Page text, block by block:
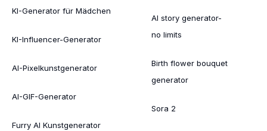
KI-Generator für Mädchen
KI-Influencer-Generator
AI-Pixelkunstgenerator
AI-GIF-Generator
Furry AI Kunstgenerator
AI story generator-
no limits
Birth flower bouquet
generator
Sora 2